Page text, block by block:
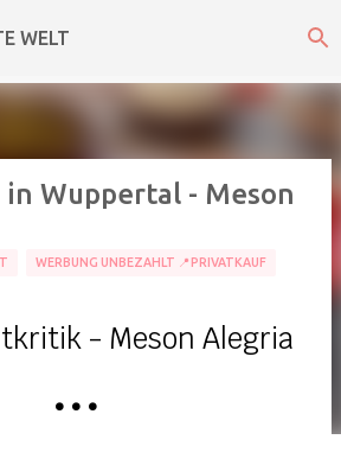
zum Hauptbereich
WELT
in Wuppertal - Meson
WERBUNG UNBEZAHLT 📍PRIVATKAUF
- Meson Alegria
• • •